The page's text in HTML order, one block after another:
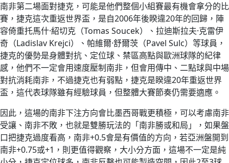
南非第二場面對捷克，可能是他們整個小組賽最有機會拿分的比
賽，捷克這次重返世界盃，是自2006年後睽違20年的回歸，陣
容倚重托馬什·紹切克（Tomas Soucek）、拉迪斯拉夫·克雷伊
奇（Ladislav Krejci）、帕維爾·舒爾茨（Pavel Sulc）等球員，
捷克的優勢是身體對抗、定位球、禁區高點與歐洲球隊的紀律
感，他們不一定會用速度壓制南非，但會用傳中、二點球與中場
對抗消耗南非，不過捷克也有弱點，捷克是睽違20年重返世界
盃，這代表球隊雖有經驗球員，但整體大賽節奏仍需要適應。
因此，這場的南非下注方向會比墨西哥戰更積極，可以考慮南非
受讓、南非不敗，也就是雙勝玩法的「南非勝或和局」，如果盤
口把捷克過度看高，南非+0.5會是有價值的方向，若亞洲盤開到
南非+0.75或+1，則更值得觀察，大小分方面，這場不一定是純